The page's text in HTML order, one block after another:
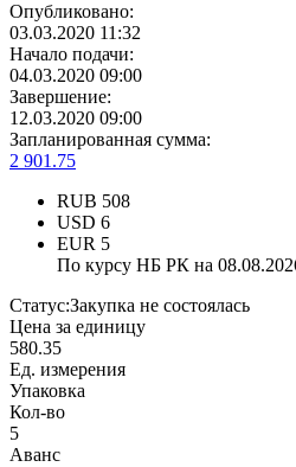
Опубликовано:
03.03.2020 11:32
Начало подачи:
04.03.2020 09:00
Завершение:
12.03.2020 09:00
Запланированная сумма:
2 901.75
RUB 508
USD 6
EUR 5
По курсу НБ РК на
Статус:Закупка не состоялась
Цена за единицу
580.35
Ед. измерения
Упаковка
Кол-во
5
Аванс